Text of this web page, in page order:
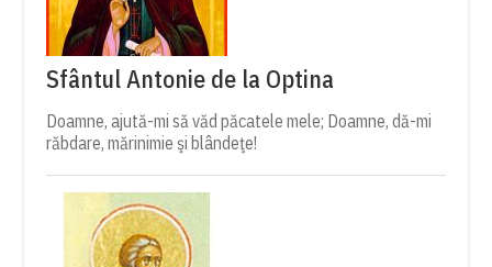
Sfântul Antonie de la Optina
Doamne, ajută-mi să văd păcatele mele; Doamne, dă-mi
răbdare, mărinimie şi blândeţe!